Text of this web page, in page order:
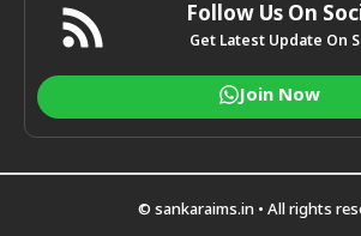
Follow Us On
Get Latest Update On
Join Now
© sankaraims.in • All rights